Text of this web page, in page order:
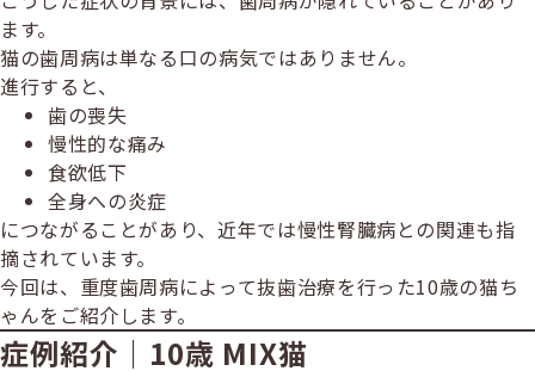
ます。
猫の歯周病は単なる口の病気ではありません。
進行すると、
歯の喪失
慢性的な痛み
食欲低下
全身への炎症
につながることがあり、近年では慢性腎臓病との関連も指
摘されています。
今回は、重度歯周病によって抜歯治療を行った10歳の猫ち
ゃんをご紹介します。
症例紹介｜10歳 MIX猫